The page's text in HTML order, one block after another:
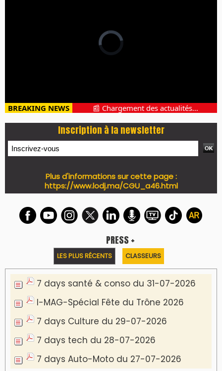
BREAKING NEWS 📰 Chargement des actualités...
Inscription à la newsletter
Plus d'informations sur cette page :
https://www.lodj.ma/CGU_a46.html
PRESS +
LES PLUS RÉCENTS CLASSEURS
7 days santé & conso du 31-07-2026
I-MAG-Spécial Fête du Trône 2026
7 days Culture du 29-07-2026
7 days tech du 28-07-2026
7 days Auto-Moto du 27-07-2026